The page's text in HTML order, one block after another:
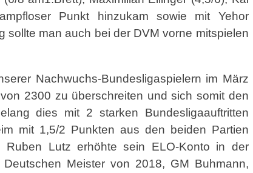
Punkt hinzukam sowie mit Yehor
sollte man auch bei der DVM vorne mitspielen
Nachwuchs-Bundesligaspielern im März
2300 zu überschreiten und sich somit den
dies mit 2 starken Bundesligaauftritten
mit 1,5/2 Punkten aus den beiden Partien
Lutz erhöhte sein ELO-Konto in der
Meister von 2018, GM Buhmann,